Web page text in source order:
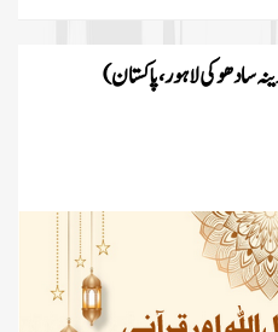
سادھوکی لاہور ، پاکستان)